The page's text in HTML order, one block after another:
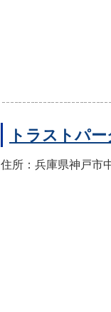
トラストパ
住所：兵庫県神戸市